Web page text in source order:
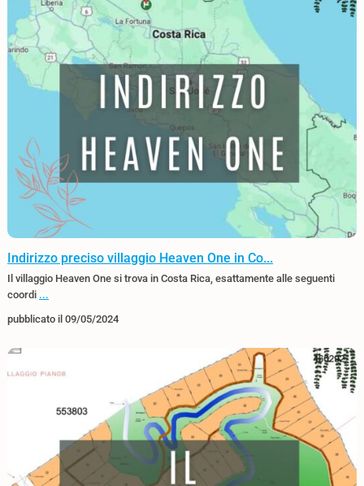
Indirizzo preciso villaggio Heaven One in Co...
Il villaggio Heaven One si trova in Costa Rica, esattamente alle seguenti
coordi ...
pubblicato il 09/05/2024